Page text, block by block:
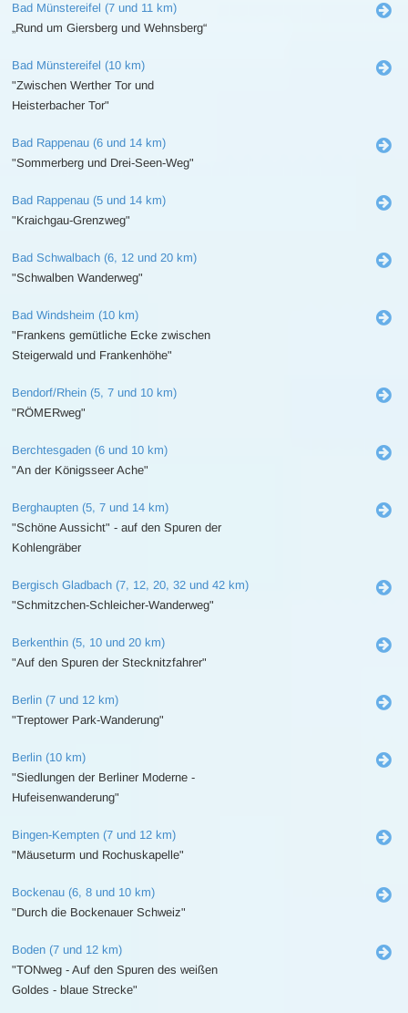
Bad Münstereifel (7 und 11 km)
„Rund um Giersberg und Wehnsberg“
Bad Münstereifel (10 km)
"Zwischen Werther Tor und
Heisterbacher Tor"
Bad Rappenau (6 und 14 km)
"Sommerberg und Drei-Seen-Weg"
Bad Rappenau (5 und 14 km)
"Kraichgau-Grenzweg"
Bad Schwalbach (6, 12 und 20 km)
"Schwalben Wanderweg"
Bad Windsheim (10 km)
"Frankens gemütliche Ecke zwischen
Steigerwald und Frankenhöhe"
Bendorf/Rhein (5, 7 und 10 km)
"RÖMERweg"
Berchtesgaden (6 und 10 km)
"An der Königsseer Ache"
Berghaupten (5, 7 und 14 km)
"Schöne Aussicht" - auf den Spuren der
Kohlengräber
Bergisch Gladbach (7, 12, 20, 32 und 42 km)
"Schmitzchen-Schleicher-Wanderweg"
Berkenthin (5, 10 und 20 km)
"Auf den Spuren der Stecknitzfahrer"
Berlin (7 und 12 km)
"Treptower Park-Wanderung"
Berlin (10 km)
"Siedlungen der Berliner Moderne -
Hufeisenwanderung"
Bingen-Kempten (7 und 12 km)
"Mäuseturm und Rochuskapelle"
Bockenau (6, 8 und 10 km)
"Durch die Bockenauer Schweiz"
Boden (7 und 12 km)
"TONweg - Auf den Spuren des weißen
Goldes - blaue Strecke"